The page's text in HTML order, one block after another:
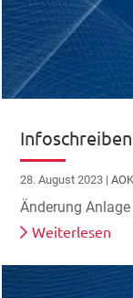
28. August 2023 |
Änderung
Weiterlesen